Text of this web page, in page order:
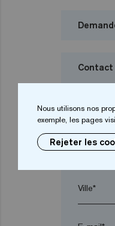
Contact
Prénom*
Ville*
Nous utilisons nos
exemple, les pages
Rejeter les